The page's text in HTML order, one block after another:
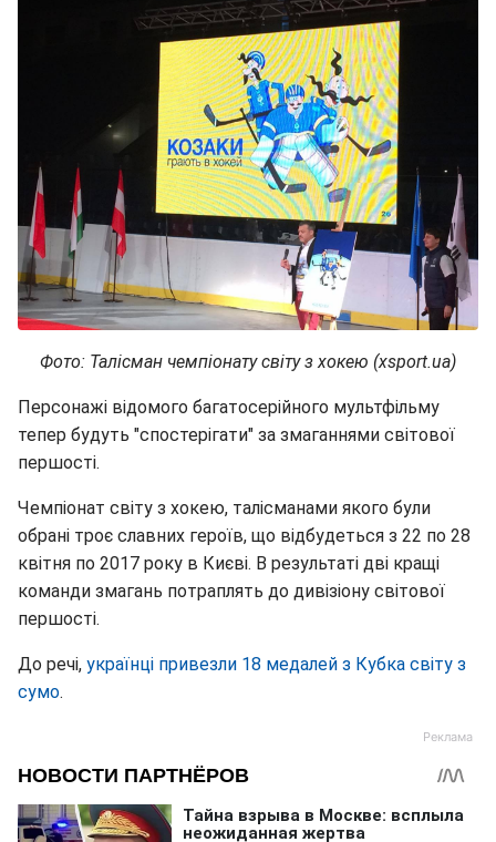
Фото: Талісман чемпіонату світу з хокею (xsport.ua)
Персонажі відомого багатосерійного мультфільму
тепер будуть "спостерігати" за змаганнями світової
першості.
Чемпіонат світу з хокею, талісманами якого були
обрані троє славних героїв, що відбудеться з 22 по 28
квітня по 2017 року в Києві. В результаті дві кращі
команди змагань потраплять до дивізіону світової
першості.
До речі, українці привезли 18 медалей з Кубка світу з
сумо.